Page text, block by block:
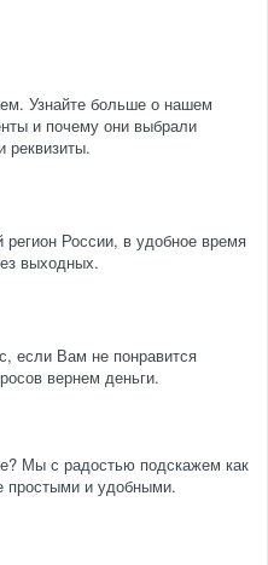
Узнайте больше о нашем
и почему они выбрали
реквизиты.
России, в удобное время
выходных.
если Вам не понравится
вернем деньги.
Мы с радостью подскажем как
простыми и удобными.